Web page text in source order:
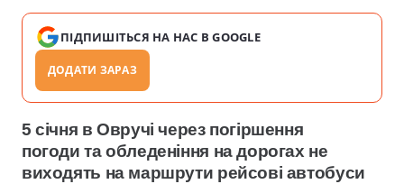
ПІДПИШІТЬСЯ НА НАС В GOOGLE
ДОДАТИ ЗАРАЗ
5 січня в Овручі через погіршення
погоди та обледеніння на дорогах не
виходять на маршрути рейсові автобуси